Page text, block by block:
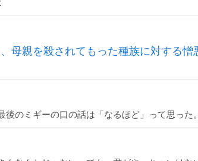
母親を殺されてもった種族に対する
後のミギーの口の話は「なるほど」って思った。